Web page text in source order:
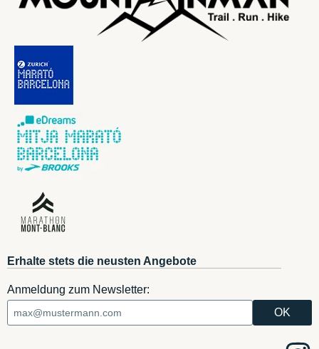
Erhalte stets die neusten Angebote
Anmeldung zum Newsletter: